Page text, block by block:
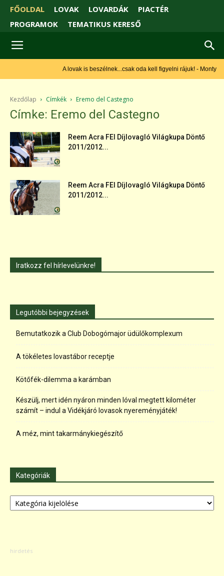
FŐOLDAL LOVAK LOVARDÁK
PIACTÉR
PROGRAMOK
TEMATIKUS KERESŐ
A lovak is beszélnek...csak oda kell figyelni rájuk! - Monty Roberts
Kezdőlap Címkék Eremo del Castegno
Címke: Eremo del Castegno
Reem Acra FEI Díjlovagló Világkupa Döntő
2011/2012...
Reem Acra FEI Díjlovagló Világkupa Döntő
2011/2012...
Iratkozz fel hírlevelünkre!
Legutóbbi bejegyzések
Bemutatkozik a Club Dobogómajor üdülőkomplexum
A tökéletes lovastábor receptje
Kötőfék-dilemma a karámban
Készülj, mert idén nyáron minden lóval megtett kilométer
számít – indul a Vidékjáró lovasok nyereményjáték!
A méz, mint takarmánykiegészítő
Kategóriák
Kategóriák